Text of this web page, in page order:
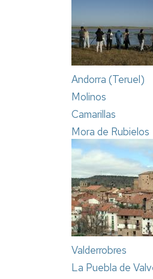
Andorra (Teruel)
Molinos
Camarillas
Mora de Rubielos
Valderrobres
La Puebla de